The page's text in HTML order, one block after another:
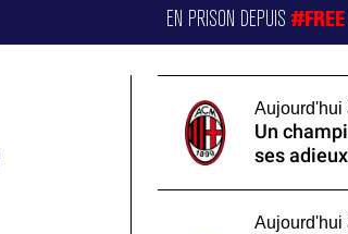
EN PRISON DEPUIS#FREE
Aujourd'hui
Un
ses
Aujourd'hui